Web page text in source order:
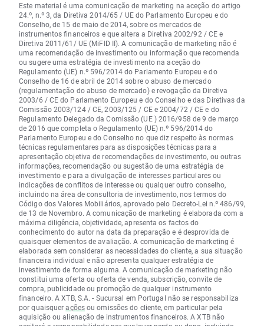
Este material é uma comunicação de marketing na aceção do artigo
24.º, n.º 3, da Diretiva 2014/65 / UE do Parlamento Europeu e do
Conselho, de 15 de maio de 2014, sobre os mercados de
instrumentos financeiros e que altera a Diretiva 2002/92 / CE e
Diretiva 2011/61/ UE (MiFID II). A comunicação de marketing não é
uma recomendação de investimento ou informação que recomenda
ou sugere uma estratégia de investimento na aceção do
Regulamento (UE) n.º 596/2014 do Parlamento Europeu e do
Conselho de 16 de abril de 2014 sobre o abuso de mercado
(regulamentação do abuso de mercado) e revogação da Diretiva
2003/6 / CE do Parlamento Europeu e do Conselho e das Diretivas da
Comissão 2003/124 / CE, 2003/125 / CE e 2004/72 / CE e do
Regulamento Delegado da Comissão (UE ) 2016/958 de 9 de março
de 2016 que completa o Regulamento (UE) n.º 596/2014 do
Parlamento Europeu e do Conselho no que diz respeito às normas
técnicas regulamentares para as disposições técnicas para a
apresentação objetiva de recomendações de investimento, ou outras
informações, recomendação ou sugestão de uma estratégia de
investimento e para a divulgação de interesses particulares ou
indicações de conflitos de interesse ou qualquer outro conselho,
incluindo na área de consultoria de investimento, nos termos do
Código dos Valores Mobiliários, aprovado pelo Decreto-Lei n.º 486/99,
de 13 de Novembro. A comunicação de marketing é elaborada com a
máxima diligência, objetividade, apresenta os factos do
conhecimento do autor na data da preparação e é desprovida de
quaisquer elementos de avaliação. A comunicação de marketing é
elaborada sem considerar as necessidades do cliente, a sua situação
financeira individual e não apresenta qualquer estratégia de
investimento de forma alguma. A comunicação de marketing não
constitui uma oferta ou oferta de venda, subscrição, convite de
compra, publicidade ou promoção de qualquer instrumento
financeiro. A XTB, S.A. - Sucursal em Portugal não se responsabiliza
por quaisqueraçõesou omissões do cliente, em particular pela
aquisição ou alienação de instrumentos financeiros. A XTB não